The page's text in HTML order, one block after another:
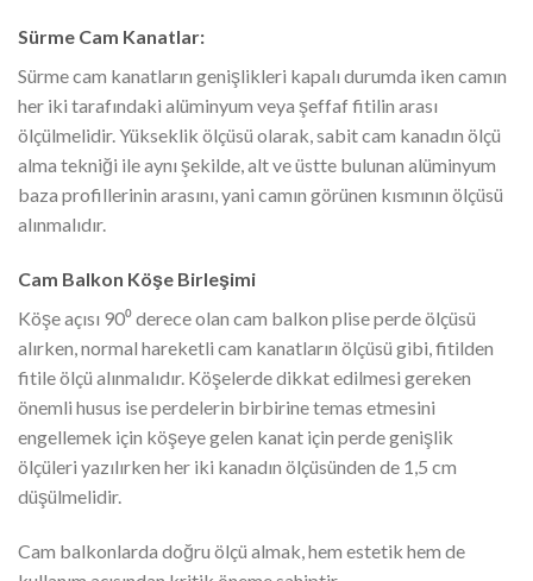
Sürme Cam Kanatlar:
Sürme cam kanatların genişlikleri kapalı durumda iken camın
her iki tarafındaki alüminyum veya şeffaf fitilin arası
ölçülmelidir. Yükseklik ölçüsü olarak, sabit cam kanadın ölçü
alma tekniği ile aynı şekilde, alt ve üstte bulunan alüminyum
baza profillerinin arasını, yani camın görünen kısmının ölçüsü
alınmalıdır.
Cam Balkon Köşe Birleşimi
Köşe açısı 90⁰ derece olan cam balkon plise perde ölçüsü
alırken, normal hareketli cam kanatların ölçüsü gibi, fitilden
fitile ölçü alınmalıdır. Köşelerde dikkat edilmesi gereken
önemli husus ise perdelerin birbirine temas etmesini
engellemek için köşeye gelen kanat için perde genişlik
ölçüleri yazılırken her iki kanadın ölçüsünden de 1,5 cm
düşülmelidir.
Cam balkonlarda doğru ölçü almak, hem estetik hem de